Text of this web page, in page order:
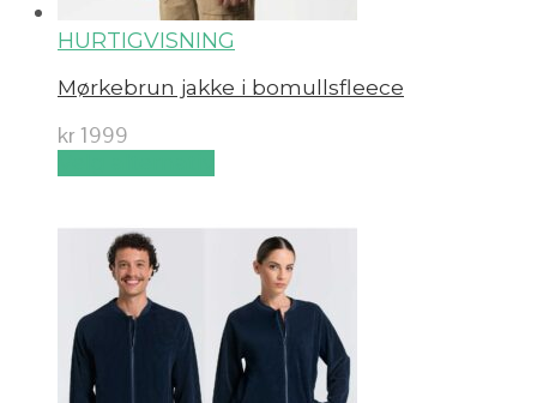
HURTIGVISNING
Mørkebrun jakke i bomullsfleece
kr 1999